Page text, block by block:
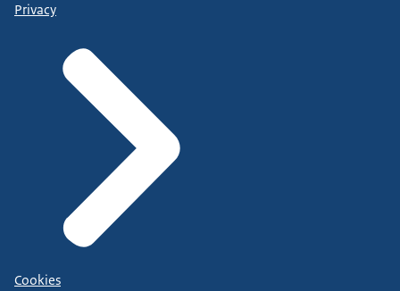
Privacy
Cookies